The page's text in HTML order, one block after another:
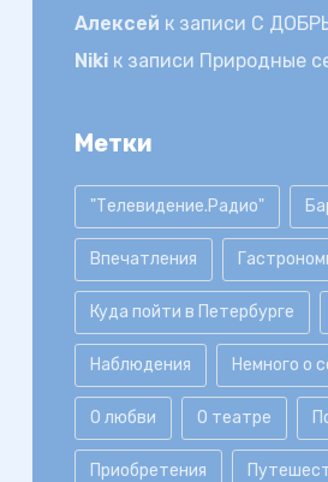
Алексей к записи С
Nikiк записи Природные
Метки
"Телевидение.Радио"
Впечатления
Куда пойти в Петербурге
Наблюдения Немного о
О любви О театре
Приобретения